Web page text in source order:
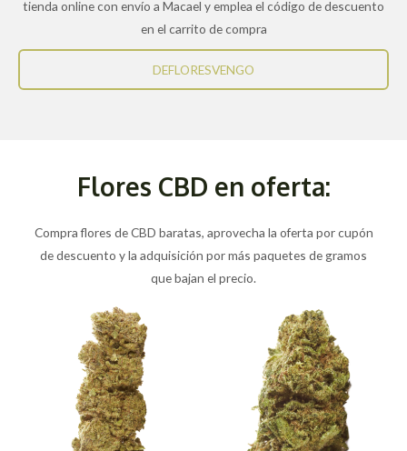
tienda online con envío a Macael y emplea el código de descuento
en el carrito de compra
DEFLORESVENGO
Flores CBD en oferta:
Compra flores de CBD baratas, aprovecha la oferta por cupón
de descuento y la adquisición por más paquetes de gramos
que bajan el precio.